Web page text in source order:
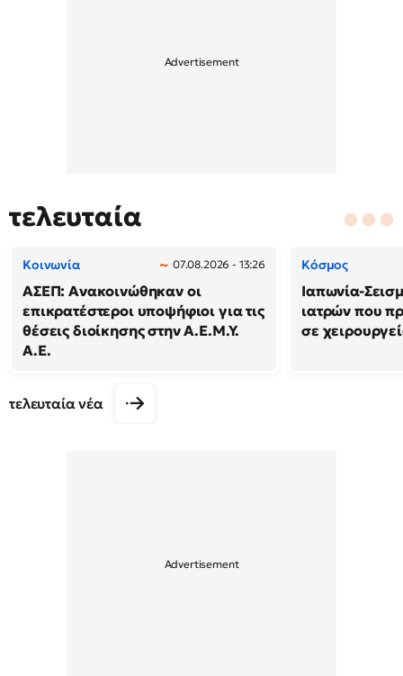
τελευταία
Κοινωνία 07.08.2026 - 13:26
ΑΣΕΠ: Ανακοινώθηκαν οι
επικρατέστεροι υποψήφιοι για τις
θέσεις διοίκησης στην Α.Ε.Μ.Υ.
Α.Ε.
Κόσμος
Ιαπωνία-
ιατρών που
σε
τελευταία νέα